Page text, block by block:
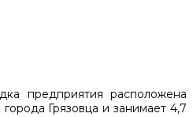
предприятия расположена
Грязовца и занимает 4,7